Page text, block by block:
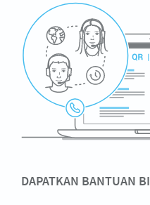
DAPATKAN BANTUAN